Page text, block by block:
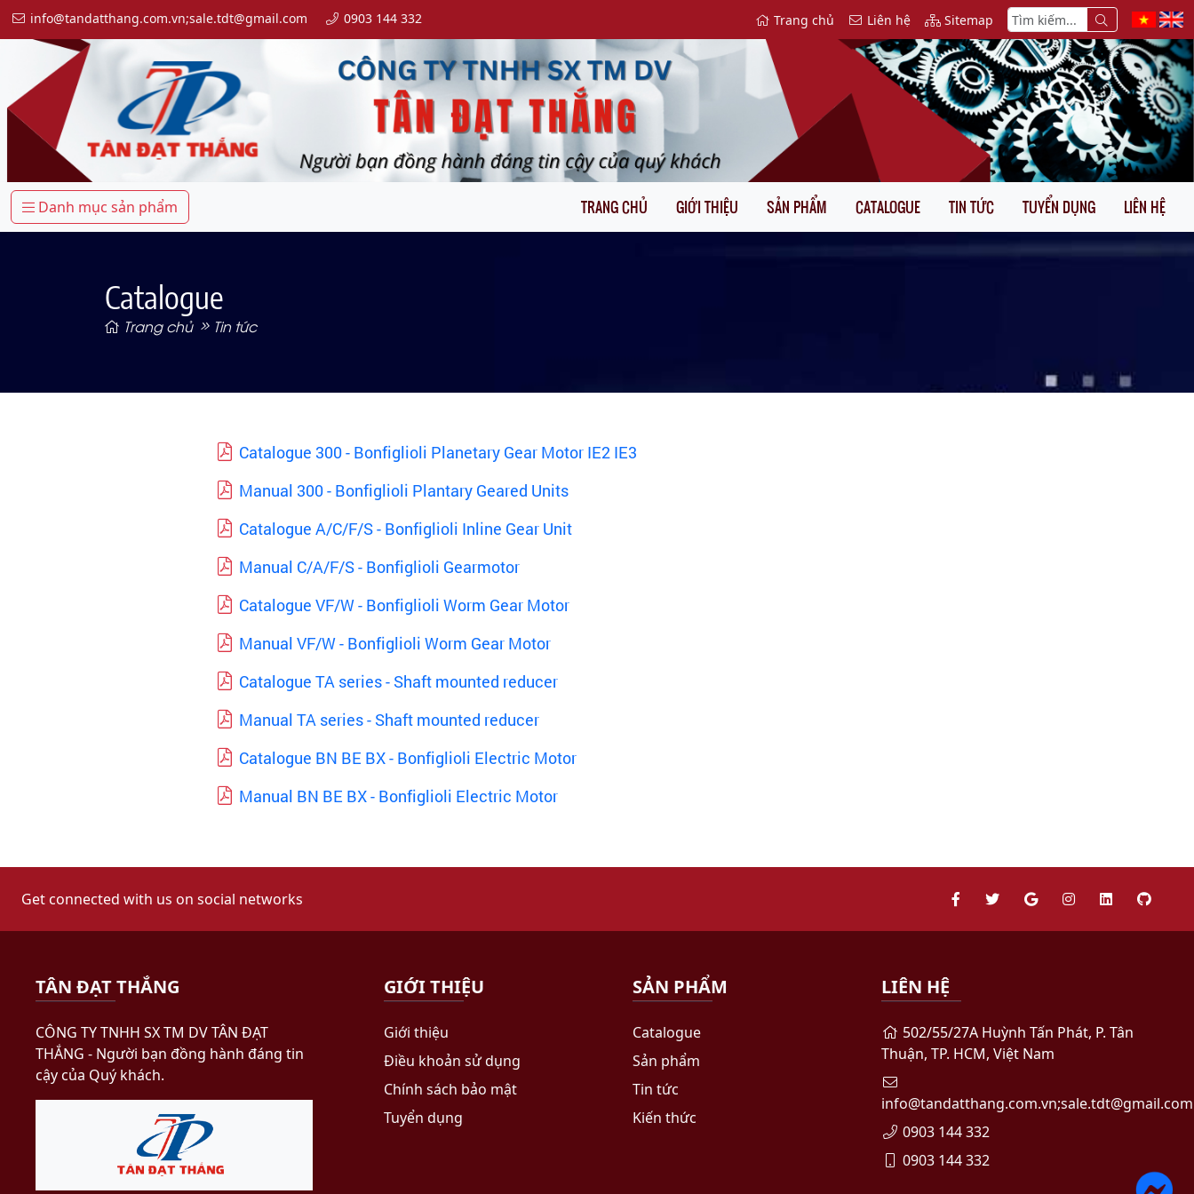
info@tandatthang.com.vn;sale.tdt@gmail.com 0903 144 332 Sitemap
Liên hệ
Trang chủ
Danh mục sản phẩm TRANG CHỦ GIỚI THIỆU SẢN PHẨM CATALOGUE TIN TỨC TUYỂN DỤNG LIÊN HỆ
Catalogue
Trang chủ Tin tức
Catalogue 300 - Bonfiglioli Planetary Gear Motor IE2 IE3
Manual 300 - Bonfiglioli Plantary Geared Units
Catalogue A/C/F/S - Bonfiglioli Inline Gear Unit
Manual C/A/F/S - Bonfiglioli Gearmotor
Catalogue VF/W - Bonfiglioli Worm Gear Motor
Manual VF/W - Bonfiglioli Worm Gear Motor
Catalogue TA series - Shaft mounted reducer
Manual TA series - Shaft mounted reducer
Catalogue BN BE BX - Bonfiglioli Electric Motor
Manual BN BE BX - Bonfiglioli Electric Motor
Get connected with us on social networks
TÂN ĐẠT THẮNG
CÔNG TY TNHH SX TM DV TÂN ĐẠT
THẮNG​ - Người bạn đồng hành đáng tin
cậy của Quý khách.
GIỚI THIỆU
Giới thiệu
Điều khoản sử dụng
Chính sách bảo mật
Tuyển dụng
SẢN PHẨM
Catalogue
Sản phẩm
Tin tức
Kiến thức
LIÊN HỆ
502/55/27A Huỳnh Tấn Phát, P. Tân
Thuận, TP. HCM, Việt Nam
info@tandatthang.com.vn;sale.tdt@gmail.com
0903 144 332
0903 144 332